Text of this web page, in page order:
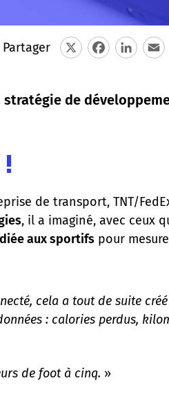
Partager
stratégie de
de transport, TNT/
, il a imaginé, avec ceux
aux sportifs pour
cela a tout de suite
: calories perdus,
de foot à cinq. »